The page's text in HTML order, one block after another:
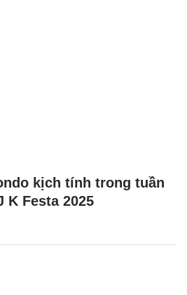
kịch tính trong tuần
K Festa 2025